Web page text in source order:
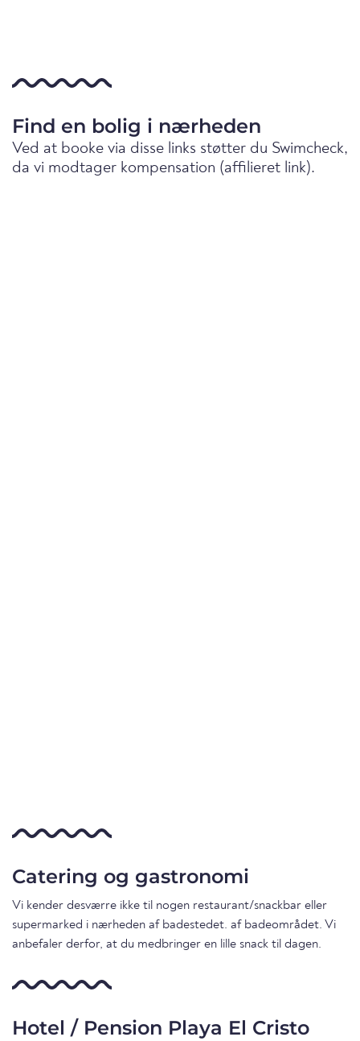
Find en bolig i nærheden
Ved at booke via disse links støtter du Swimcheck,
da vi modtager kompensation (affilieret link).
Catering og gastronomi
Vi kender desværre ikke til nogen restaurant/snackbar eller
supermarked i nærheden af badestedet. af badeområdet. Vi
anbefaler derfor, at du medbringer en lille snack til dagen.
Hotel / Pension Playa El Cristo